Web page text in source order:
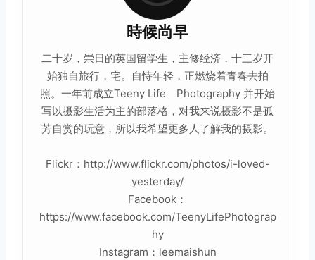
時候尚早
二十岁，崇日的英国留学生，主修经济，十三岁开
始独自旅行，宅。自恃年轻，正燃烧着青春去拍
照。一年前成立Teeny Life Photography 并开始
写以摄影生活为主的部落格，对我来说摄影不是孤
芳自赏的玩意，所以我希望更多人了解我的摄影。
Flickr：http://www.flickr.com/photos/i-loved-
yesterday/
Facebook：
https://www.facebook.com/TeenyLifePhotograp
hy
Instagram：leemaishun